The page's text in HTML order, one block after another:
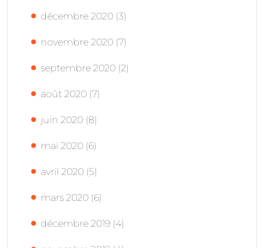
décembre 2020 (3)
novembre 2020 (7)
septembre 2020 (2)
août 2020 (7)
juin 2020 (8)
mai 2020 (6)
avril 2020 (5)
mars 2020 (6)
décembre 2019 (4)